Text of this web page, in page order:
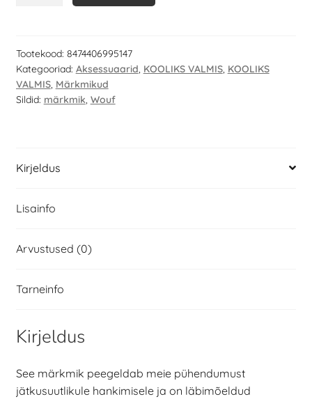
Tootekood: 8474406995147
Kategooriad: Aksessuaarid, KOOLIKS VALMIS, KOOLIKS
VALMIS, Märkmikud
Sildid: märkmik, Wouf
Kirjeldus
Lisainfo
Arvustused (0)
Tarneinfo
Kirjeldus
See märkmik peegeldab meie pühendumust
jätkusuutlikule hankimisele ja on läbimõeldud